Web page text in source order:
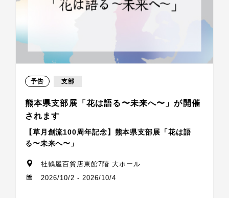
予告 支部
熊本県支部展「花は語る〜未来へ〜」が開催
されます
【草月創流100周年記念】熊本県支部展「花は語
る〜未来へ〜」
社鶴屋百貨店東館7階 大ホール
2026/10/2 - 2026/10/4